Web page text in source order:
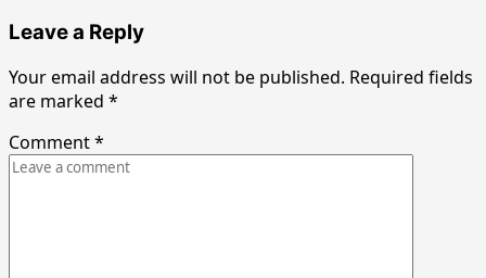
Leave a Reply
Your email address will not be published. Required fields
are marked *
Comment*